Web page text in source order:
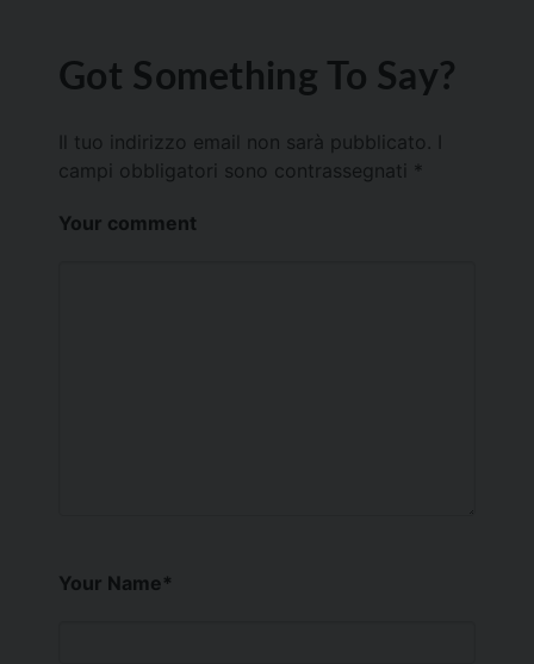
Got Something To Say?
Il tuo indirizzo email non sarà pubblicato.
campi obbligatori sono contrassegnati *
Your comment
Your Name*